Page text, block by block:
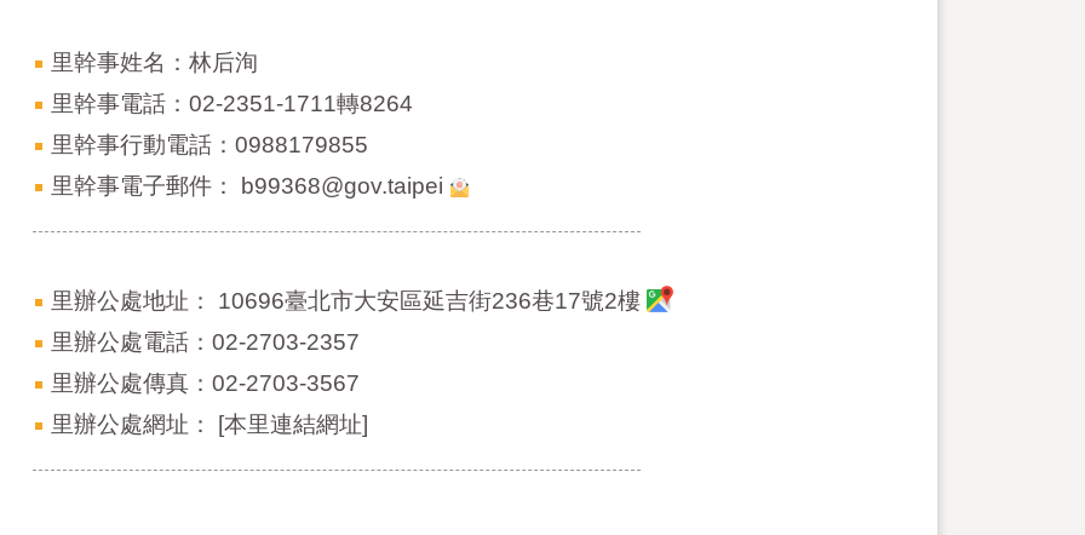
里幹事姓名：林后洵
里幹事電話：02-2351-1711轉8264
里幹事行動電話：0988179855
里幹事電子郵件：
b99368@gov.taipei
里辦公處地址： 10696臺北市大安區延吉街236巷17號2樓
里辦公處電話：02-2703-2357
里辦公處傳真：02-2703-3567
里辦公處網址： [本里連結網址]